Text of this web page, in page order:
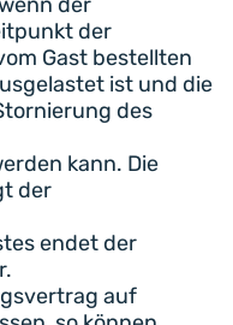
der
Gast bestellten
ist und die
des
kann. Die
der
endet der
auf